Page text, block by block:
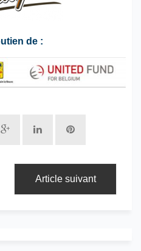
de :
Article suivant